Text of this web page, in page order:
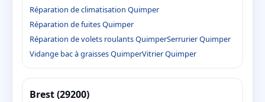
Réparation de climatisation Quimper
Réparation de fuites Quimper
Réparation de volets roulants QuimperSerrurier Quimper
Vidange bac à graisses QuimperVitrier Quimper
Brest (29200)